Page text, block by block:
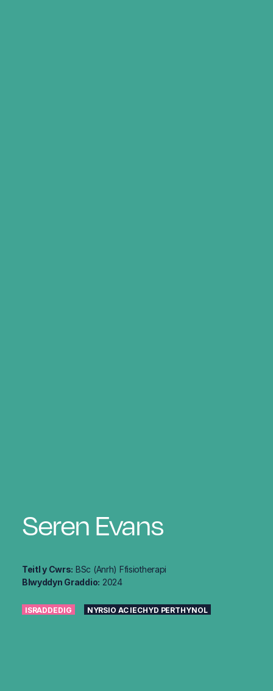
Seren Evans
Teitl y Cwrs: BSc (Anrh) Ffisiotherapi
Blwyddyn Graddio: 2024
ISRADDEDIG NYRSIO AC IECHYD PERTHYNOL